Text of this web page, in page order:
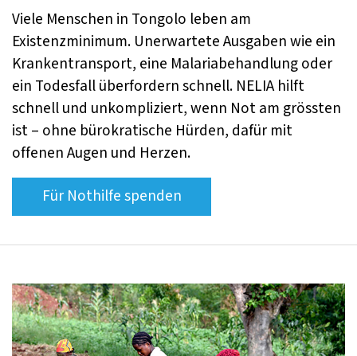
Viele Menschen in Tongolo leben am
Existenzminimum. Unerwartete Ausgaben wie ein
Krankentransport, eine Malariabehandlung oder
ein Todesfall überfordern schnell. NELIA hilft
schnell und unkompliziert, wenn Not am grössten
ist – ohne bürokratische Hürden, dafür mit
offenen Augen und Herzen.
Für Nothilfe spenden